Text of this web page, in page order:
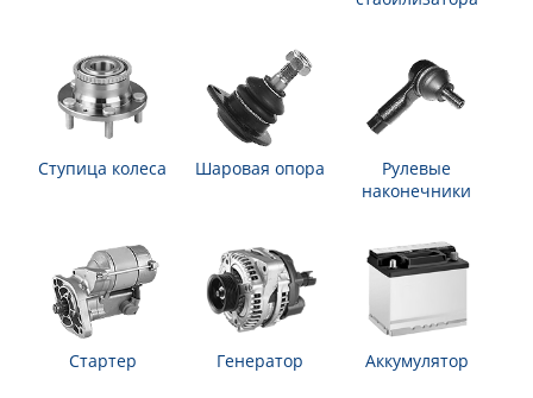
Ступица колеса Шаровая опора
Рулевые
наконечники
Стартер Генератор Аккумулятор